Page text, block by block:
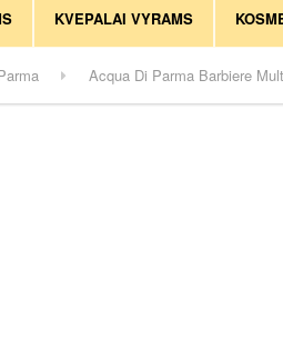
KVEPALAI VYRAMS
Acqua Di Parma Barbiere